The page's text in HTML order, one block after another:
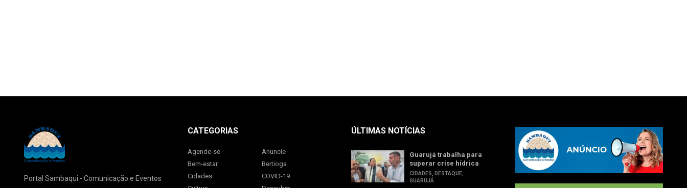
Portal Sambaqui - Comunicação e Eventos
CATEGORIAS
Agende-se
Anuncie
Bem-estar
Bertioga
Cidades
COVID-19
ÚLTIMAS NOTÍCIAS
Guarujá trabalha para
superar crise hídrica
CIDADES, DESTAQUE,
GUARUJÁ